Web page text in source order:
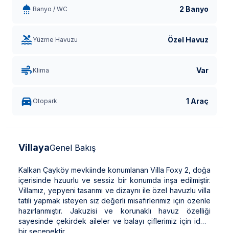
Banyo / WC 2 Banyo
Yüzme Havuzu Özel Havuz
Klima Var
Otopark 1 Araç
VillayaGenel Bakış
Kalkan Çayköy mevkiinde konumlanan Villa Foxy 2, doğa
içerisinde hzuurlu ve sessiz bir konumda inşa edilmiştir.
Villamız, yepyeni tasarımı ve dizaynı ile özel havuzlu villa
tatili yapmak isteyen siz değerli misafirlerimiz için özenle
hazırlanmıştır. Jakuzisi ve korunaklı havuz özelliği
sayesinde çekirdek aileler ve balayı çiflerimiz için ideal
bir seçenektir.